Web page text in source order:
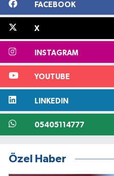
FACEBOOK
X
INSTAGRAM
YOUTUBE
LINKEDIN
05405114777
Özel Haber